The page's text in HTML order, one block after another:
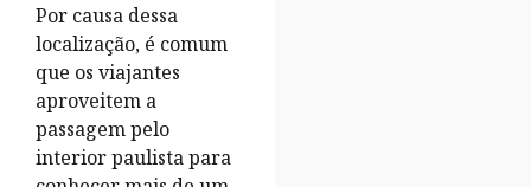
Por causa dessa
localização, é comum
que os viajantes
aproveitem a
passagem pelo
interior paulista para